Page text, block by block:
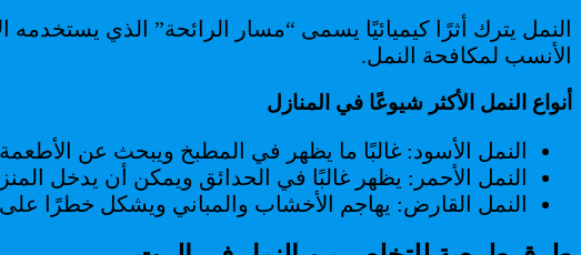
النمل يترك أثرًا كيميائيًا يسمى “مسار الرائحة” الذي
الأنسب لمكافحة النمل.
أنواع النمل الأكثر شيوعًا في المنازل
النمل الأسود: غالبًا ما يظهر في المطبخ ويبحث عن
النمل الأحمر: يظهر غالبًا في الحدائق ويمكن أن يدخل
النمل القارض: يهاجم الأخشاب والمباني ويشكل خطرًا على